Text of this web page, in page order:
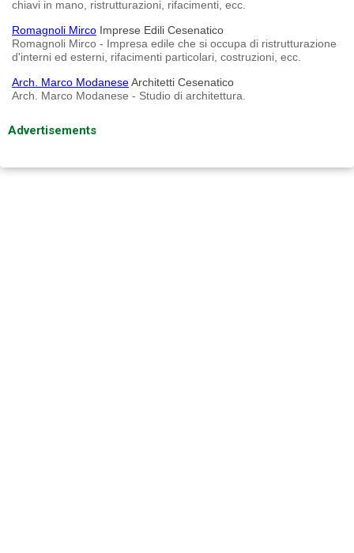
chiavi in mano, ristrutturazioni, rifacimenti, ecc.
Romagnoli Mirco Imprese Edili Cesenatico
Romagnoli Mirco - Impresa edile che si occupa di ristrutturazione
d'interni ed esterni, rifacimenti particolari, costruzioni, ecc.
Arch. Marco ModaneseArchitetti Cesenatico
Arch. Marco Modanese - Studio di architettura.
Advertisements